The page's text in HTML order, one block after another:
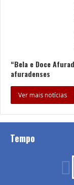
“Bela e Doce
afuradenses
Ver mais notícias
Tempo